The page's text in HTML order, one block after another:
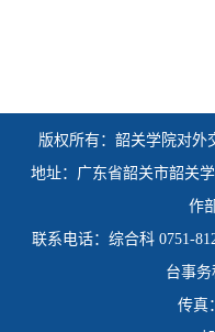
版权所有：韶关学院对外
地址：广东省韶关市韶关
作
联系电话：综合科 0751-
台事务
传真